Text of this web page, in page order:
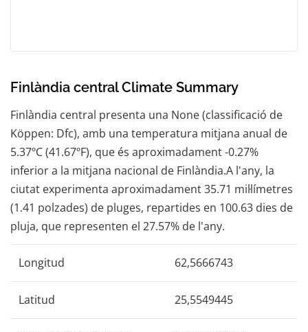
Finlàndia central Climate Summary
Finlàndia central presenta una None (classificació de
Köppen: Dfc), amb una temperatura mitjana anual de
5.37ºC (41.67ºF), que és aproximadament -0.27%
inferior a la mitjana nacional de Finlàndia.A l'any, la
ciutat experimenta aproximadament 35.71 mil·límetres
(1.41 polzades) de pluges, repartides en 100.63 dies de
pluja, que representen el 27.57% de l'any.
Longitud 62,5666743
Latitud 25,5549445